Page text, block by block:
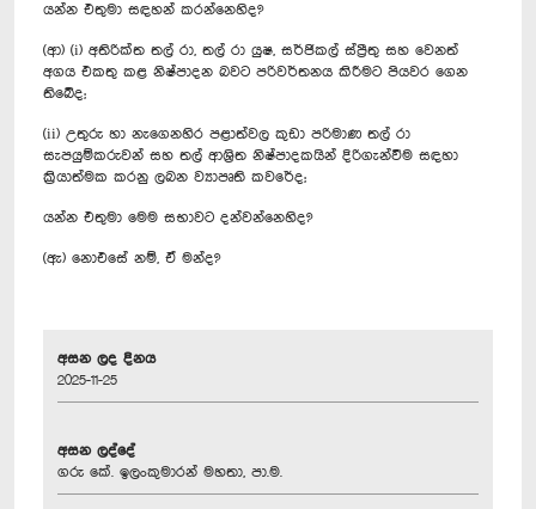
යන්න එතුමා සඳහන් කරන්නෙහිද?
(ආ) (i) අතිරික්ත තල් රා, තල් රා යුෂ, සර්ජිකල් ස්ප්‍රීතු සහ වෙනත්
අගය එකතු කළ නිෂ්පාදන බවට පරිවර්තනය කිරීමට පියවර ගෙන
තිබේද;
(ii) උතුරු හා නැගෙනහිර පළාත්වල කුඩා පරිමාණ තල් රා
සැපයුම්කරුවන් සහ තල් ආශ්‍රිත නිෂ්පාදකයින් දිරිගැන්වීම සඳහා
ක්‍රියාත්මක කරනු ලබන ව්‍යාපෘති කවරේද;
යන්න එතුමා මෙම සභාවට දන්වන්නෙහිද?
(ඇ) නොඑසේ නම්, ඒ මන්ද?
අසන ලද දිනය
2025-11-25
අසන ලද්දේ
ගරු කේ. ඉලංකුමාරන් මහතා, පා.ම.